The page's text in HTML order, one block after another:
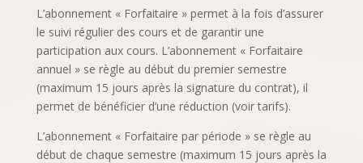
L’abonnement « Forfaitaire » permet à la fois d’assurer
le suivi régulier des cours et de garantir une
participation aux cours. L’abonnement « Forfaitaire
annuel » se règle au début du premier semestre
(maximum 15 jours après la signature du contrat), il
permet de bénéficier d’une réduction (voir tarifs).
L’abonnement « Forfaitaire par période » se règle au
début de chaque semestre (maximum 15 jours après la